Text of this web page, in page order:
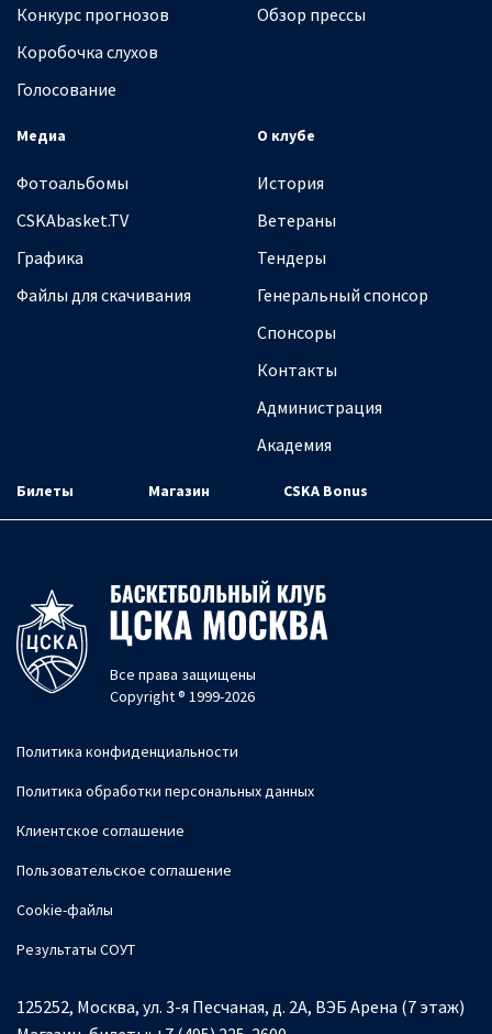
Конкурс прогнозов
Коробочка слухов
Голосование
Обзор прессы
Медиа
Фотоальбомы
CSKAbasket.TV
Графика
Файлы для скачивания
О клубе
История
Ветераны
Тендеры
Генеральный спонсор
Спонсоры
Контакты
Администрация
Академия
Билеты Магазин CSKA Bonus
Все права защищены
Copyright ® 1999-2026
Политика конфиденциальности
Политика обработки персональных данных
Клиентское соглашение
Пользовательское соглашение
Cookie-файлы
Результаты СОУТ
125252, Москва, ул. 3-я Песчаная, д. 2А, ВЭБ Арена (7 этаж)